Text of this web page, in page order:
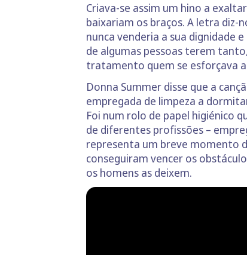
Criava-se assim um hino a
baixariam os braços. A letra diz-
nunca venderia a sua dignidade
de algumas pessoas terem
tratamento quem se esforçava
Donna Summer disse que a
empregada de limpeza a
Foi num rolo de papel higiénico
de diferentes profissões –
representa um breve momento
conseguiram vencer os
os homens as deixem.